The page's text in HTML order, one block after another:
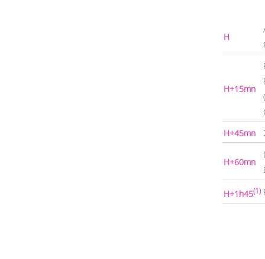
H
H+15mn
H+45mn
H+60mn
H+1h45(1)